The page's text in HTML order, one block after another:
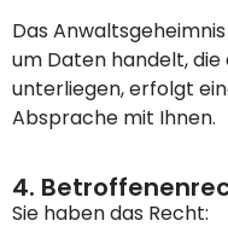
Das
um Daten handelt,
unterliegen, erfolgt
Absprache mit Ihnen.
4.
Sie haben das Recht: